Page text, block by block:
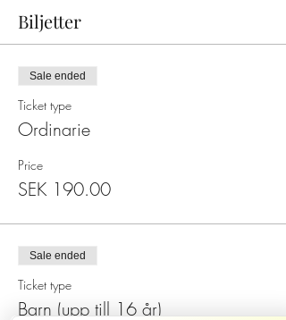
Biljetter
Sale ended
Ticket type
Ordinarie
Price
SEK 190.00
Sale ended
Ticket type
Barn (upp till 16 år)